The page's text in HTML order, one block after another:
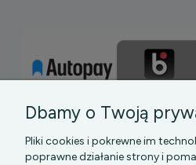
Dbamy o Twoją
Pliki cookies i pokrewne im
poprawne działanie strony i